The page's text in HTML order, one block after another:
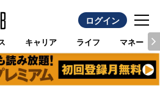
ログイン
キャリア ライフ マネー